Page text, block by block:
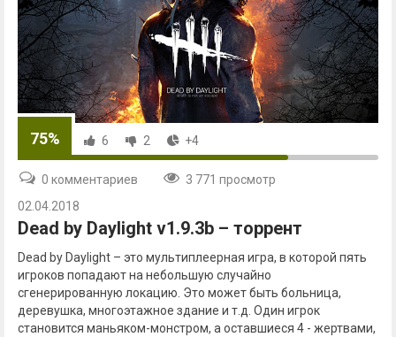
75% 6 2 +4
0 комментариев
3 771 просмотр
02.04.2018
Dead by Daylight v1.9.3b – торрент
Dead by Daylight – это мультиплеерная игра, в которой пять
игроков попадают на небольшую случайно
сгенерированную локацию. Это может быть больница,
деревушка, многоэтажное здание и т.д. Один игрок
становится маньяком-монстром, а оставшиеся 4 - жертвами,